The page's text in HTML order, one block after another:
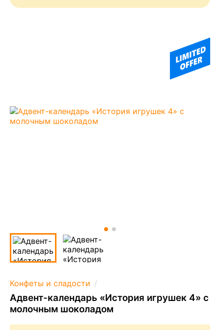
Конфеты и сладости
Адвент-календарь «История игрушек 4» с
молочным шоколадом